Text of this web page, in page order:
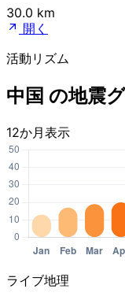
30.0 km
開く
活動リズム
中国 の地震
12か月表示
ライブ地理